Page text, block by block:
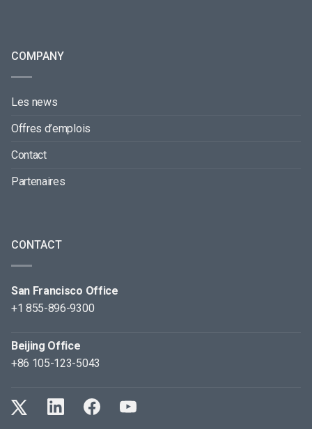
COMPANY
Les news
Offres d’emplois
Contact
Partenaires
CONTACT
San Francisco Office
+1 855-896-9300
Beijing Office
+86 105-123-5043